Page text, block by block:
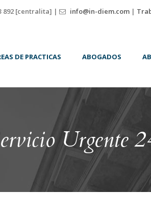
892 [centralita] | info@in-diem.com |
DE PRACTICAS ABOGADOS
Urgente